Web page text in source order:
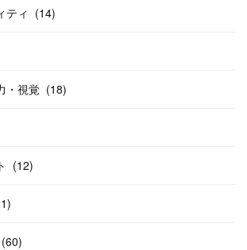
ティ (14)
・視覚 (18)
(12)
)
(60)